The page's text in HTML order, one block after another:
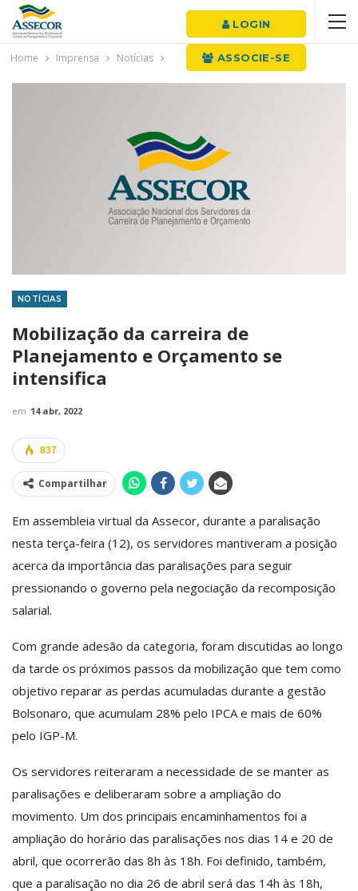
LOGIN
ASSOCIE-SE
Home Imprensa Notícias
NOTÍCIAS
Mobilização da carreira de
Planejamento e Orçamento se
intensifica
em 14 abr, 2022
837
Compartilhar
Em assembleia virtual da Assecor, durante a paralisação
nesta terça-feira (12), os servidores mantiveram a posição
acerca da importância das paralisações para seguir
pressionando o governo pela negociação da recomposição
salarial.
Com grande adesão da categoria, foram discutidas ao longo
da tarde os próximos passos da mobilização que tem como
objetivo reparar as perdas acumuladas durante a gestão
Bolsonaro, que acumulam 28% pelo IPCA e mais de 60%
pelo IGP-M.
Os servidores reiteraram a necessidade de se manter as
paralisações e deliberaram sobre a ampliação do
movimento. Um dos principais encaminhamentos foi a
ampliação do horário das paralisações nos dias 14 e 20 de
abril, que ocorrerão das 8h às 18h. Foi definido, também,
que a paralisação no dia 26 de abril será das 14h às 18h,